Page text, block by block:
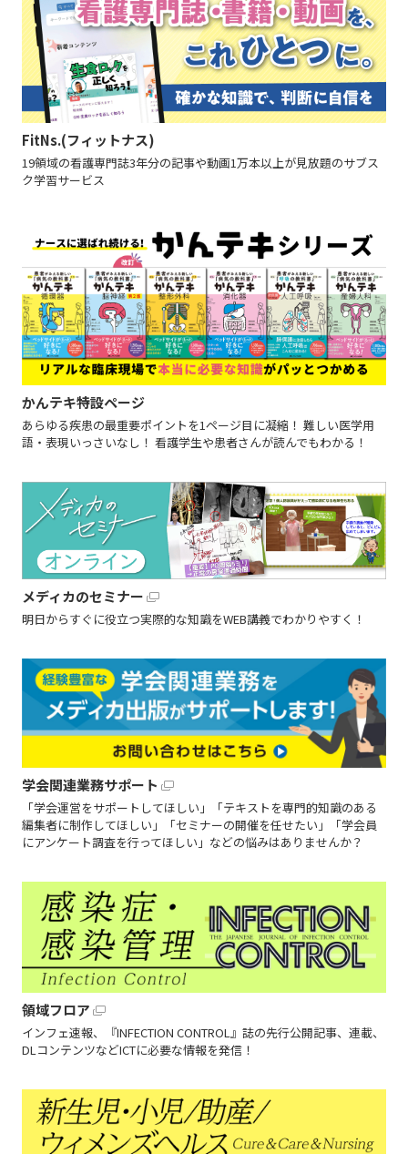
FitNs.(フィットナス)
19領域の看護専門誌3年分の記事や動画1万本以上が見放題のサブス
ク学習サービス
かんテキ特設ページ
あらゆる疾患の最重要ポイントを1ページ目に凝縮！ 難しい医学用
語・表現いっさいなし！ 看護学生や患者さんが読んでもわかる！
メディカのセミナー
明日からすぐに役立つ実際的な知識をWEB講義でわかりやすく！
学会関連業務サポート
「学会運営をサポートしてほしい」「テキストを専門的知識のある
編集者に制作してほしい」「セミナーの開催を任せたい」「学会員
にアンケート調査を行ってほしい」などの悩みはありませんか？
領域フロア
インフェ速報、『INFECTION CONTROL』誌の先行公開記事、連載、
DLコンテンツなどICTに必要な情報を発信！